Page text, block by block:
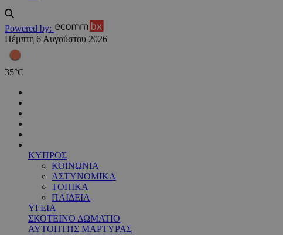
Powered by:
Πέμπτη 6 Αυγούστου 2026
35°C
ΚΥΠΡΟΣ
ΚΟΙΝΩΝΙΑ
ΑΣΤΥΝΟΜΙΚΑ
ΤΟΠΙΚΑ
ΠΑΙΔΕΙΑ
ΥΓΕΙΑ
ΣΚΟΤΕΙΝΟ ΔΩΜΑΤΙΟ
ΑΥΤΟΠΤΗΣ ΜΑΡΤΥΡΑΣ